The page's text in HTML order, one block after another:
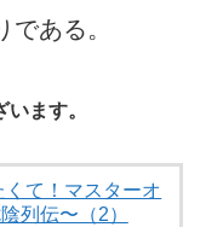
ある。
ます。
て！マスターオ
列伝〜（2）